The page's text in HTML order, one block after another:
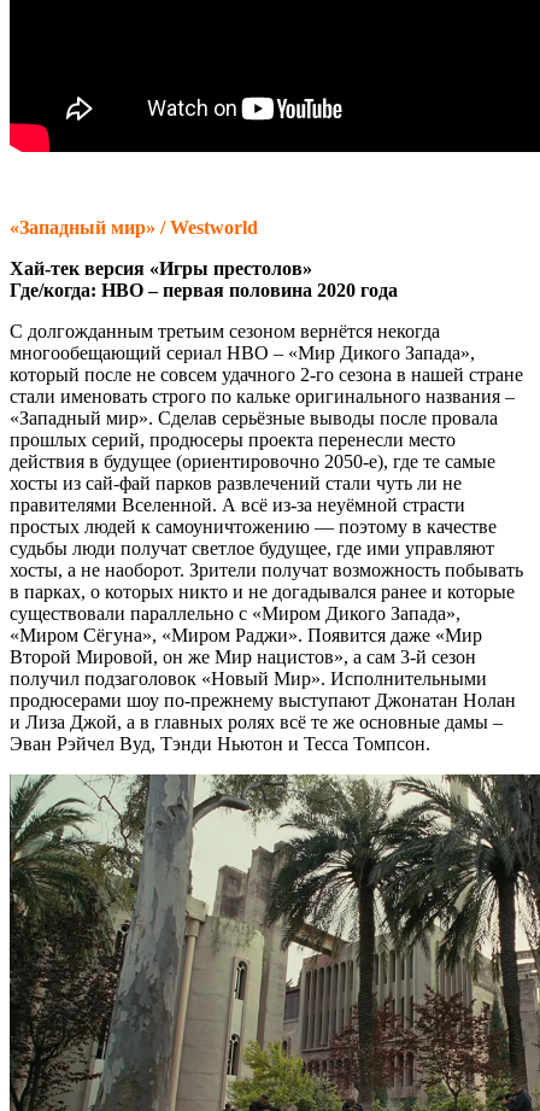
«Западный мир» / Westworld
Хай-тек версия «Игры престолов»
Где/когда: HBO – первая половина 2020 года
С долгожданным третьим сезоном вернётся некогда
многообещающий сериал HBO – «Мир Дикого Запада»,
который после не совсем удачного 2-го сезона в нашей стране
стали именовать строго по кальке оригинального названия –
«Западный мир». Сделав серьёзные выводы после провала
прошлых серий, продюсеры проекта перенесли место
действия в будущее (ориентировочно 2050-е), где те самые
хосты из сай-фай парков развлечений стали чуть ли не
правителями Вселенной. А всё из-за неуёмной страсти
простых людей к самоуничтожению — поэтому в качестве
судьбы люди получат светлое будущее, где ими управляют
хосты, а не наоборот. Зрители получат возможность побывать
в парках, о которых никто и не догадывался ранее и которые
существовали параллельно с «Миром Дикого Запада»,
«Миром Сёгуна», «Миром Раджи». Появится даже «Мир
Второй Мировой, он же Мир нацистов», а сам 3-й сезон
получил подзаголовок «Новый Мир». Исполнительными
продюсерами шоу по-прежнему выступают Джонатан Нолан
и Лиза Джой, а в главных ролях всё те же основные дамы –
Эван Рэйчел Вуд, Тэнди Ньютон и Тесса Томпсон.